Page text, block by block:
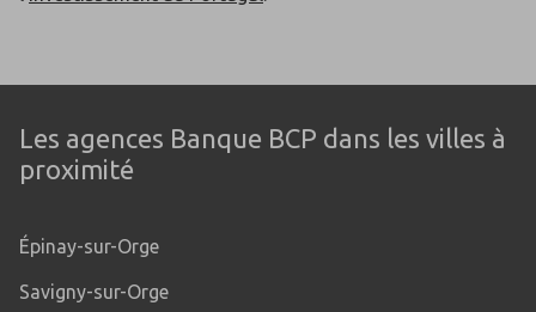
Les agences Banque BCP dans les villes à
proximité
Épinay-sur-Orge
Savigny-sur-Orge